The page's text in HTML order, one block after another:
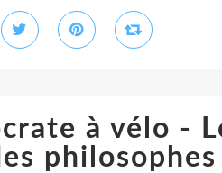
à vélo -
philosophes